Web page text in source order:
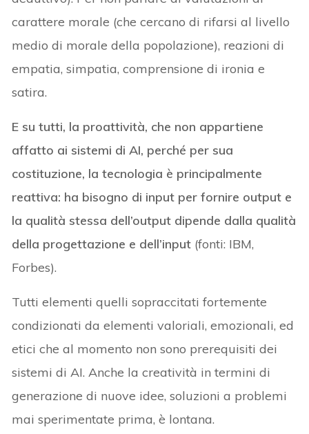
carattere morale (che cercano di rifarsi al livello
medio di morale della popolazione), reazioni di
empatia, simpatia, comprensione di ironia e
satira.
E su tutti, la proattività, che non appartiene
affatto ai sistemi di AI, perché per sua
costituzione, la tecnologia è principalmente
reattiva: ha bisogno di input per fornire output e
la qualità stessa dell’output dipende dalla qualità
della progettazione e dell’input (fonti: IBM,
Forbes).
Tutti elementi quelli sopraccitati fortemente
condizionati da elementi valoriali, emozionali, ed
etici che al momento non sono prerequisiti dei
sistemi di AI. Anche la creatività in termini di
generazione di nuove idee, soluzioni a problemi
mai sperimentate prima, è lontana.